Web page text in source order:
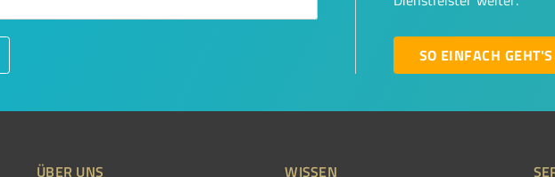
SO EINFACH GEHT'S
ÜBER UNS WISSEN